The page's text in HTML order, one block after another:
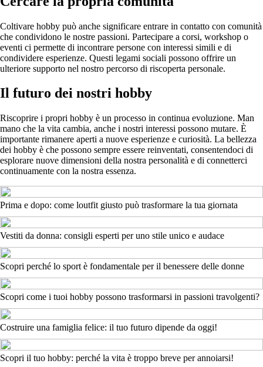
Coltivare hobby può anche significare entrare in contatto con comunità
che condividono le nostre passioni. Partecipare a corsi, workshop o
eventi ci permette di incontrare persone con interessi simili e di
condividere esperienze. Questi legami sociali possono offrire un
ulteriore supporto nel nostro percorso di riscoperta personale.
Il futuro dei nostri hobby
Riscoprire i propri hobby è un processo in continua evoluzione. Man
mano che la vita cambia, anche i nostri interessi possono mutare. È
importante rimanere aperti a nuove esperienze e curiosità. La bellezza
dei hobby è che possono sempre essere reinventati, consentendoci di
esplorare nuove dimensioni della nostra personalità e di connetterci
continuamente con la nostra essenza.
Prima e dopo: come loutfit giusto può trasformare la tua giornata
Vestiti da donna: consigli esperti per uno stile unico e audace
Scopri perché lo sport è fondamentale per il benessere delle donne
Scopri come i tuoi hobby possono trasformarsi in passioni travolgenti?
Costruire una famiglia felice: il tuo futuro dipende da oggi!
Scopri il tuo hobby: perché la vita è troppo breve per annoiarsi!